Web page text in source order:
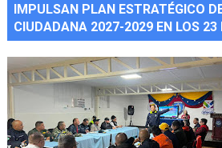
IMPULSAN PLAN ESTRATÉGICO
CIUDADANA 2027-2029 EN LOS 23